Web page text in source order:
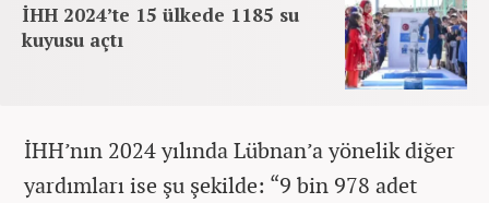
İHH 2024’te 15 ülkede 1185 su
kuyusu açtı
İHH’nın 2024 yılında Lübnan’a yönelik diğer
yardımları ise şu şekilde: “9 bin 978 adet